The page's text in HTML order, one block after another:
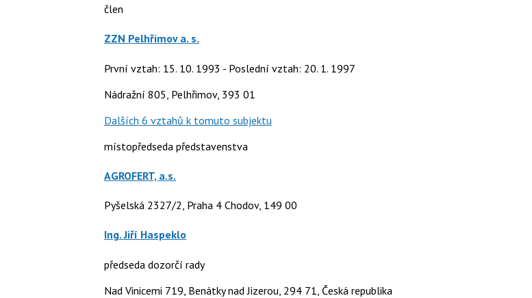
člen
ZZN Pelhřimov a. s.
První vztah: 15. 10. 1993 - Poslední vztah: 20. 1. 1997
Nádražní 805, Pelhřimov, 393 01
Dalších 6 vztahů k tomuto subjektu
místopředseda představenstva
AGROFERT, a.s.
Pyšelská 2327/2, Praha 4 Chodov, 149 00
Ing. Jiří Haspeklo
předseda dozorčí rady
Nad Vinicemi 719, Benátky nad Jizerou, 294 71, Česká republika